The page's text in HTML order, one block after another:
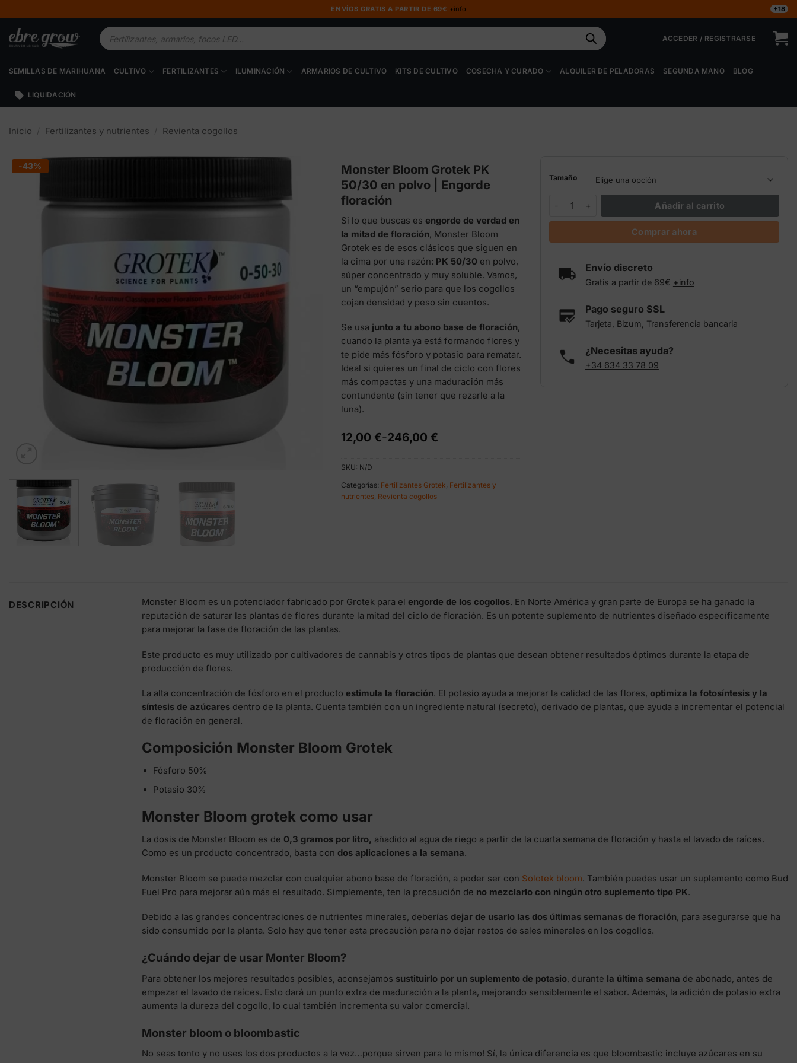
al
contenido
ENVÍOS GRATIS A PARTIR DE 69€ +info +18
Búsqueda
de
productos
ACCEDER / REGISTRARSE
SEMILLAS DE MARIHUANA CULTIVO FERTILIZANTES ILUMINACIÓN ARMARIOS DE CULTIVO KITS DE CULTIVO COSECHA Y CURADO ALQUILER DE PELADORAS SEGUNDA MANO BLOG
LIQUIDACIÓN
Inicio Fertilizantes y nutrientes Revienta cogollos
-43%
Monster Bloom Grotek PK
50/30 en polvo | Engorde
floración
Si lo que buscas es engorde de verdad en
la mitad de floración, Monster Bloom
Grotek es de esos clásicos que siguen en
la cima por una razón: PK 50/30 en polvo,
súper concentrado y muy soluble. Vamos,
un “empujón” serio para que los cogollos
cojan densidad y peso sin cuentos.
Se usa junto a tu abono base de floración,
cuando la planta ya está formando flores y
te pide más fósforo y potasio para rematar.
Ideal si quieres un final de ciclo con flores
más compactas y una maduración más
contundente (sin tener que rezarle a la
luna).
12,00 €-246,00 €
Rango
de
desde
12,00 €
hasta
246,00 €
SKU: N/D
Categorías: Fertilizantes Grotek, Fertilizantes y
nutrientes, Revienta cogollos
Tamaño
Añadir al carrito
Comprar ahora
Envío discreto
Gratis a partir de 69€ +info
Pago seguro SSL
Tarjeta, Bizum, Transferencia bancaria
¿Necesitas ayuda?
+34 634 33 78 09
DESCRIPCIÓN Monster Bloom es un potenciador fabricado por Grotek para el engorde de los cogollos. En Norte América y gran parte de Europa se ha ganado la
reputación de saturar las plantas de flores durante la mitad del ciclo de floración. Es un potente suplemento de nutrientes diseñado específicamente
para mejorar la fase de floración de las plantas.
Este producto es muy utilizado por cultivadores de cannabis y otros tipos de plantas que desean obtener resultados óptimos durante la etapa de
producción de flores.
La alta concentración de fósforo en el producto estimula la floración. El potasio ayuda a mejorar la calidad de las flores, optimiza la fotosíntesis y la
síntesis de azúcares dentro de la planta. Cuenta también con un ingrediente natural (secreto), derivado de plantas, que ayuda a incrementar el potencial
de floración en general.
Composición Monster Bloom Grotek
Fósforo 50%
Potasio 30%
Monster Bloom grotek como usar
La dosis de Monster Bloom es de 0,3 gramos por litro, añadido al agua de riego a partir de la cuarta semana de floración y hasta el lavado de raíces.
Como es un producto concentrado, basta con dos aplicaciones a la semana.
Monster Bloom se puede mezclar con cualquier abono base de floración, a poder ser con Solotek bloom. También puedes usar un suplemento como Bud
Fuel Pro para mejorar aún más el resultado. Simplemente, ten la precaución de no mezclarlo con ningún otro suplemento tipo PK.
Debido a las grandes concentraciones de nutrientes minerales, deberías dejar de usarlo las dos últimas semanas de floración, para asegurarse que ha
sido consumido por la planta. Solo hay que tener esta precaución para no dejar restos de sales minerales en los cogollos.
¿Cuándo dejar de usar Monter Bloom?
Para obtener los mejores resultados posibles, aconsejamos sustituirlo por un suplemento de potasio, durante la última semana de abonado, antes de
empezar el lavado de raíces. Esto dará un punto extra de maduración a la planta, mejorando sensiblemente el sabor. Además, la adición de potasio extra
aumenta la dureza del cogollo, lo cual también incrementa su valor comercial.
Monster bloom o bloombastic
No seas tonto y no uses los dos productos a la vez…porque sirven para lo mismo! Sí, la única diferencia es que bloombastic incluye azúcares en su